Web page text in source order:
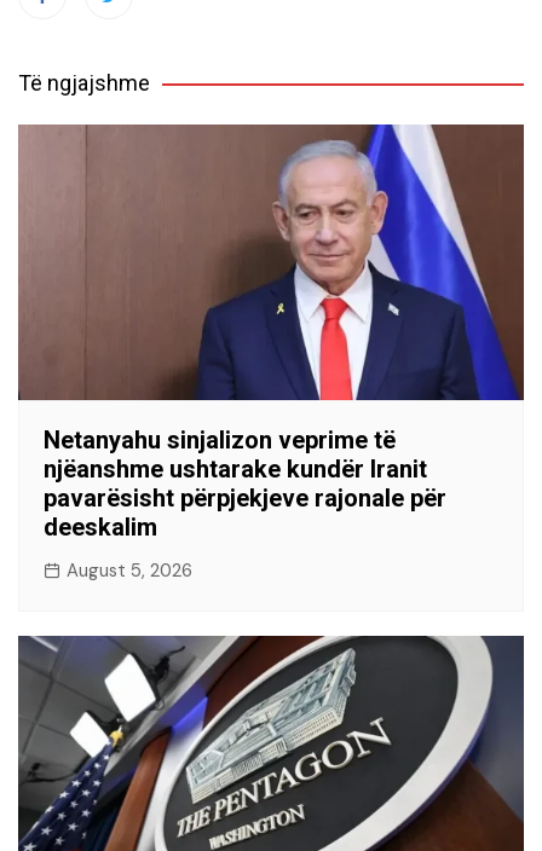
Të ngjajshme
Netanyahu sinjalizon veprime të
njëanshme ushtarake kundër Iranit
pavarësisht përpjekjeve rajonale për
deeskalim
August 5, 2026